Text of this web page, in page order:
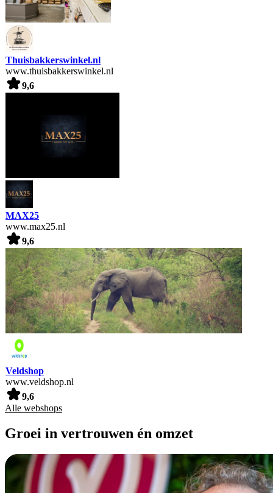
Thuisbakkerswinkel.nl
www.thuisbakkerswinkel.nl
9,6
MAX25
www.max25.nl
9,6
Veldshop
www.veldshop.nl
9,6
Alle webshops
Groei in vertrouwen én omzet